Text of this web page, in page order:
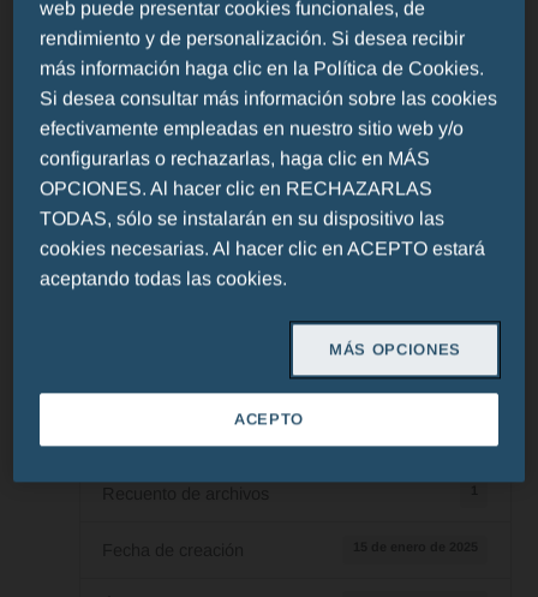
Es necesario iniciar sesión para acceder a esta página
11
web puede presentar cookies funcionales, de
rendimiento y de personalización. Si desea recibir
más información haga clic en la Política de Cookies.
Si desea consultar más información sobre las cookies
efectivamente empleadas en nuestro sitio web y/o
configurarlas o rechazarlas, haga clic en MÁS
OPCIONES. Al hacer clic en RECHAZARLAS
TODAS, sólo se instalarán en su dispositivo las
cookies necesarias. Al hacer clic en ACEPTO estará
aceptando todas las cookies.
MÁS OPCIONES
ACEPTO